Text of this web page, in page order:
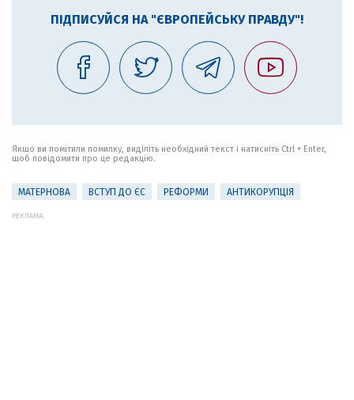
ПІДПИСУЙСЯ НА "ЄВРОПЕЙСЬКУ ПРАВДУ"!
Якщо ви помітили помилку, виділіть необхідний текст і натисніть Ctrl + Enter,
щоб повідомити про це редакцію.
МАТЕРНОВА ВСТУП ДО ЄС РЕФОРМИ АНТИКОРУПЦІЯ
РЕКЛАМА: